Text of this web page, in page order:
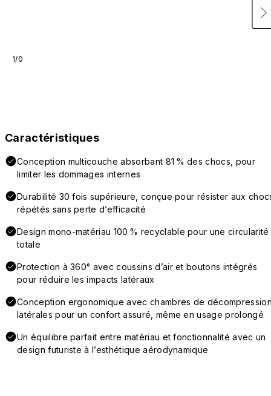
1/0
Caractéristiques
Conception multicouche absorbant 81 % des chocs, pour
limiter les dommages internes
Durabilité 30 fois supérieure, conçue pour résister aux
répétés sans perte d’efficacité
Design mono-matériau 100 % recyclable pour une circularité
totale
Protection à 360° avec coussins d’air et boutons intégrés
pour réduire les impacts latéraux
Conception ergonomique avec chambres de
latérales pour un confort assuré, même en usage prolongé
Un équilibre parfait entre matériau et fonctionnalité avec un
design futuriste à l’esthétique aérodynamique